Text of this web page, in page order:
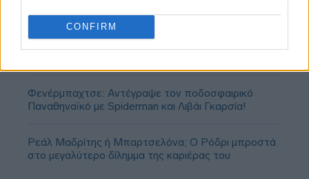
CONFIRM
Φενέρμπαχτσε: Αντέγραψε τον ποδοσφαιρικό
Παναθηναϊκό με Spiderman και Λιβάι Γκαρσία!
Ρεάλ Μαδρίτης ή Μπαρτσελόνα; Ο Ρόδρι μπροστά
στο μεγαλύτερο δίλημμα της καριέρας του